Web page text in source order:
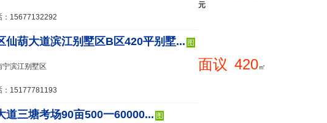
元
：15677132292
仙葫大道滨江别墅区B区420平别墅... 图
面议 420㎡
宁滨江别墅区
：15177781193
道三塘考场90亩500一60000... 图